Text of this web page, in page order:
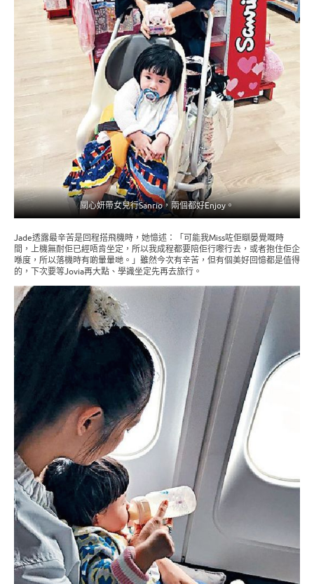
關心妍帶女兒行Sanrio，兩個都好Enjoy。
Jade透露最辛苦是回程搭飛機時，她憶述：「可能我Miss咗佢瞓晏覺嘅時
間，上機無耐佢已經唔肯坐定，所以我成程都要陪佢行嚟行去，或者抱住佢企
喺度，所以落機時有啲暈暈哋。」雖然今次有辛苦，但有個美好回憶都是值得
的，下次要等Jovia再大點、學識坐定先再去旅行。